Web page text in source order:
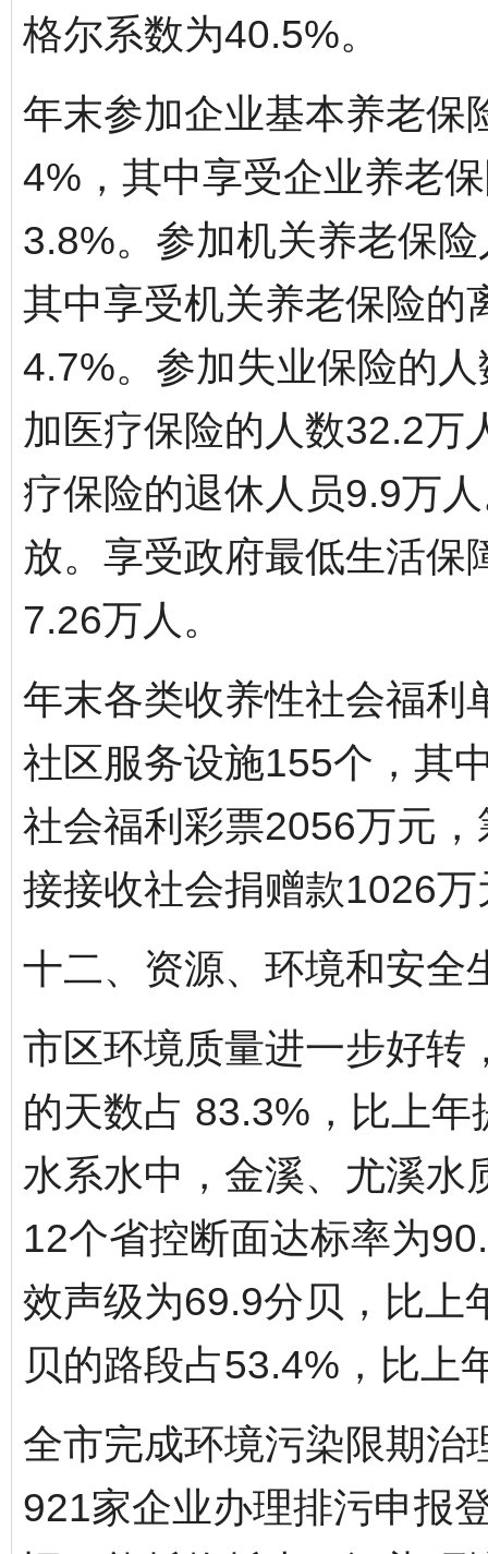
格尔系数为40.5%。
年末参加企业基本养老保
4%，其中享受企业养老
3.8%。参加机关养老保
其中享受机关养老保险的
4.7%。参加失业保险的
加医疗保险的人数32.2万
疗保险的退休人员9.9万
放。享受政府最低生活保
7.26万人。
年末各类收养性社会福利
社区服务设施155个，其
社会福利彩票2056万元
接接收社会捐赠款1026万
十二、资源、环境和安全
市区环境质量进一步好转
的天数占 83.3%，比上
水系水中，金溪、尤溪水
12个省控断面达标率为
效声级为69.9分贝，比上
贝的路段占53.4%，比上
全市完成环境污染限期治
921家企业办理排污申报